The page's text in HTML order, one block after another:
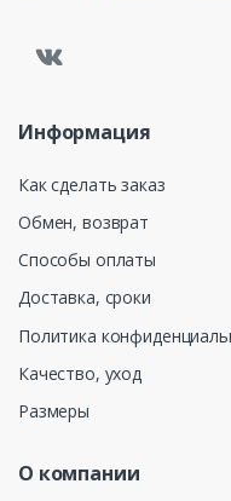
Информация
Как сделать заказ
Обмен, возврат
Способы оплаты
Доставка, сроки
Политика
Качество, уход
Размеры
О компании